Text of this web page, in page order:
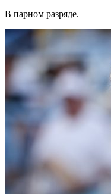
В парном разряде.